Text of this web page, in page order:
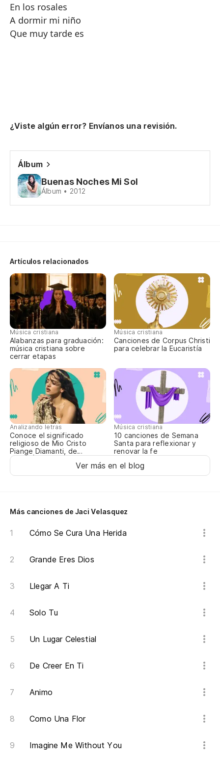
En los rosales
A dormir mi niño
Que muy tarde es
¿Viste algún error? Envíanos una revisión.
Álbum
Buenas Noches Mi Sol
Álbum • 2012
Artículos relacionados
Música cristiana
Alabanzas para graduación:
música cristiana sobre
cerrar etapas
Música cristiana
Canciones de Corpus Christi
para celebrar la Eucaristía
Analizando letras
Conoce el significado
religioso de Mio Cristo
Piange Diamanti, de
ROSALÍA
Música cristiana
10 canciones de Semana
Santa para reflexionar y
renovar la fe
Ver más en el blog
Más canciones de Jaci Velasquez
Cómo Se Cura Una Herida
Grande Eres Dios
Llegar A Ti
Solo Tu
Un Lugar Celestial
De Creer En Ti
Animo
Como Una Flor
Imagine Me Without You